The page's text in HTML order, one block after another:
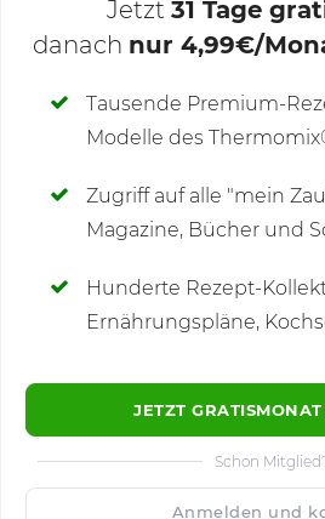
Deine Notizen
Jetzt 31 Tage
danach nur 4,99€/
Tausende Premium-
Modelle des
Zugriff auf alle "mein
Magazine, Bücher und
Hunderte Rezept-
Ernährungspläne,
JETZT
Schon
Anmelden und
Kommentare(2)
🙂